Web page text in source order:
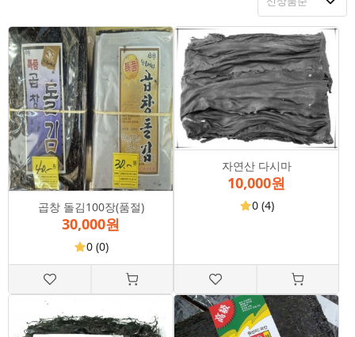
곱창 돌김100장(품절)
30,000원
0 (0)
자연산 다시마
10,000원
0 (4)